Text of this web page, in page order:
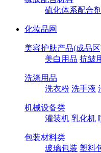
硫化体系配合剂
化妆品网
美容护肤产品(成品
美白用品 抗皱
洗涤用品
洗衣粉 洗手液
机械设备类
灌装机 乳化机
包装材料类
玻璃包装 塑料